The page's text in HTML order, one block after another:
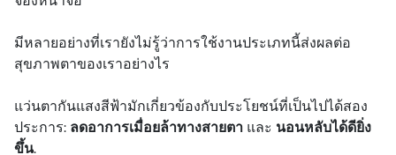
มีหลายอย่างที่เรายังไม่รู้ว่าการใช้งานประเภทนี้ส่งผลต่อ
สุขภาพตาของเราอย่างไร
แว่นตากันแสงสีฟ้ามักเกี่ยวข้องกับประโยชน์ที่เป็นไปได้สอง
ประการ: ลดอาการเมื่อยล้าทางสายตา และ นอนหลับได้ดียิ่ง
ขึ้น.